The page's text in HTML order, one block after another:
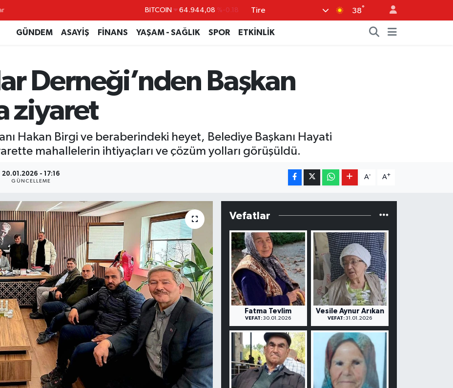
BITCOIN 64.944,08 %-0.18
DOLAR
GRAM ALTIN 6660.55 %0.03
Tire 38°
GÜNDEM ASAYİŞ FİNANS YAŞAM - SAĞLIK SPOR ETKİNLİK
Derneği’nden Başkan
ziyaret
Hakan Birgi ve beraberindeki heyet, Belediye Başkanı Hayati
mahallelerin ihtiyaçları ve çözüm yolları görüşüldü.
20.01.2026 - 17:16
GÜNCELLEME
A- A+
Vefatlar
Fatma Tevlim
VEFAT: 30.01.2026
Vesile Aynur Arıkan
VEFAT: 31.01.2026